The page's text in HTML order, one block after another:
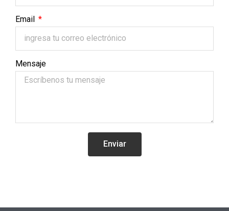
Email
Mensaje
Enviar